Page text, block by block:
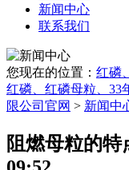
新闻中心
联系我们
您现在的位置： 红磷
红磷、红磷母粒、33
限公司官网 > 新闻中
阻燃母粒的